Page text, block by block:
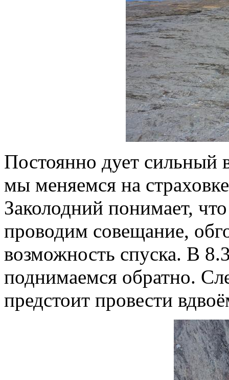
Постоянно дует сильный
мы меняемся на
Заколодний понимает,
проводим совещание,
возможность спуска. В
поднимаемся обратно.
предстоит провести